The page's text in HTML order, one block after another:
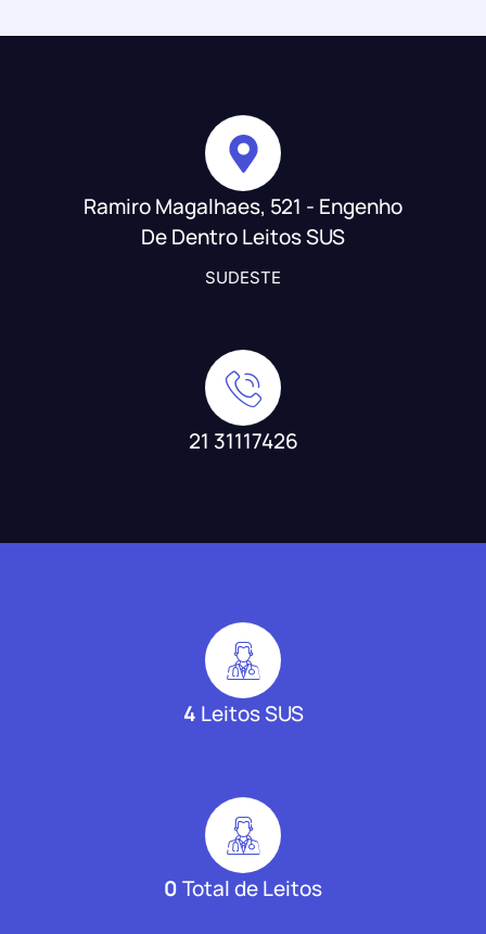
Ramiro Magalhaes, 521 - Engenho
De Dentro Leitos SUS
SUDESTE
21 31117426
4 Leitos SUS
0Total de Leitos